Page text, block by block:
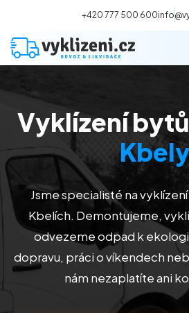
+420 777 500 600
Vyklízení
Stěhování
Malování
Deratizace a dezinsekce
Vyklízení bytů
Jsme specialisté na vyklízení
Kbelích. Demontujeme,
odvezeme odpad k
dopravu, práci o víkendech
nám nezaplatíte ani